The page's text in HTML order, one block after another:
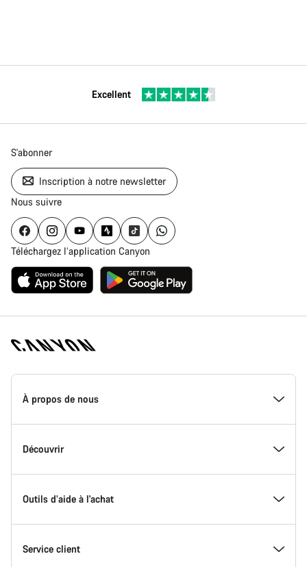
Excellent
S'abonner
Inscription à notre newsletter
Nous suivre
Téléchargez l’application Canyon
Page
d'accueil
Canyon
-
Canyon
À propos de nous
Inside Canyon
L'innovation chez Canyon
Canyon Factory Racing
Découvrir
Evénements
Trouver les emplacements Canyon
Outils d’aide à l'achat
Trouvez le Canyon de vos rêves
Service client